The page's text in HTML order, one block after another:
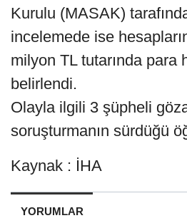
Kurulu (MASAK)
incelemede ise
milyon TL tutarında para
belirlendi.
Olayla ilgili 3 şüpheli
soruşturmanın sürdüğü
Kaynak : İHA
YORUMLAR